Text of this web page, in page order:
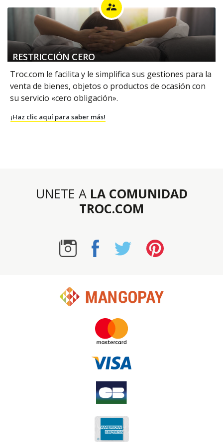
supervisor_account
RESTRICCIÓN CERO
Troc.com le facilita y le simplifica sus gestiones para la
venta de bienes, objetos o productos de ocasión con
su servicio «cero obligación».
¡Haz clic aquí para saber más!
UNETE A LA COMUNIDAD
TROC.COM